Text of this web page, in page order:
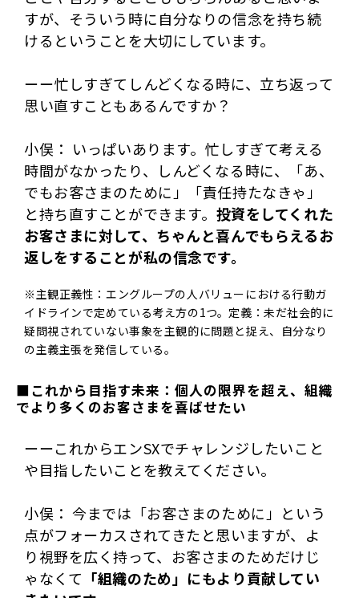
すが、そういう時に自分なりの信念を持ち続
けるということを大切にしています。
ーー忙しすぎてしんどくなる時に、立ち返って
思い直すこともあるんですか？
小俣： いっぱいあります。忙しすぎて考える
時間がなかったり、しんどくなる時に、「あ、
でもお客さまのために」「責任持たなきゃ」
と持ち直すことができます。 投資をしてくれた
お客さまに対して、ちゃんと喜んでもらえるお
返しをすることが私の信念です。
※主観正義性：エングループの人バリューにおける行動ガ
イドラインで定めている考え方の1つ。定義：未だ社会的に
疑問視されていない事象を主観的に問題と捉え、自分なり
の主義主張を発信している。
■これから目指す未来：個人の限界を超え、組織
でより多くのお客さまを喜ばせたい
ーーこれからエンSXでチャレンジしたいこと
や目指したいことを教えてください。
小俣： 今までは「お客さまのために」という
点がフォーカスされてきたと思いますが、よ
り視野を広く持って、お客さまのためだけじ
ゃなくて 「組織のため」にもより貢献してい